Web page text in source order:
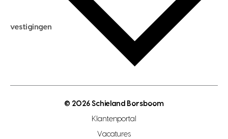
hypotheekadvies
maximale hypotheek berekenen
hypotheek bespaarcheck
gratis zoekprofiel aanmaken
open woningwaarde dag
vestigingen
makelaar regio zoetermeer
© 2026 Schieland Borsboom
Klantenportal
Vacatures